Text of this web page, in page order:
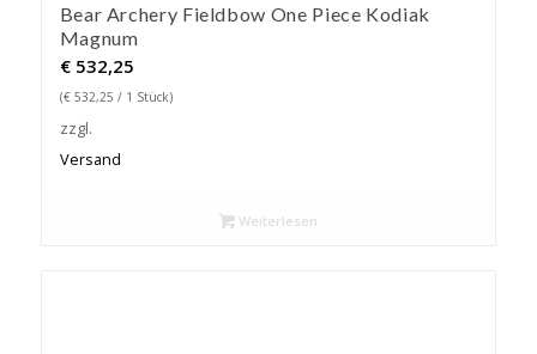
Bear Archery Fieldbow One Piece Kodiak
Magnum
€532,25
(€532,25 / 1 Stück)
zzgl.
Versand
Weiterlesen